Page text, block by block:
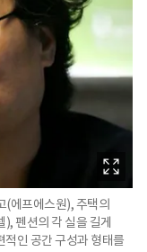
(에프에스원), 주택의
펜션의 각 실을 길게
인 공간 구성과 형태를